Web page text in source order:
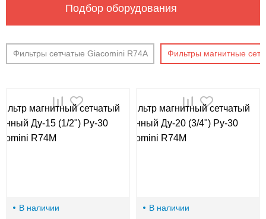
Подбор оборудования
Фильтры сетчатые Giacomini R74A Фильтры магнитные
В наличии
В наличии
800-
000-